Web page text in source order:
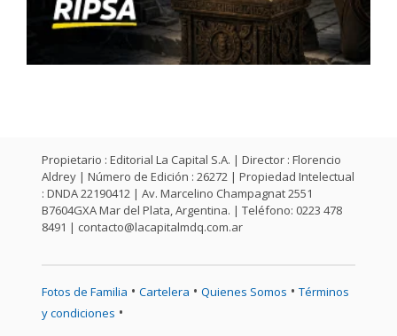
Propietario : Editorial La Capital S.A. | Director : Florencio
Aldrey | Número de Edición : 26272 | Propiedad Intelectual
: DNDA 22190412 | Av. Marcelino Champagnat 2551
B7604GXA Mar del Plata, Argentina. | Teléfono: 0223 478
8491 | contacto@lacapitalmdq.com.ar
Fotos de Familia • Cartelera • Quienes Somos • Términos
y condiciones •